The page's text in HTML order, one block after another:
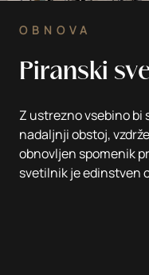
OBNOVA
Piranski
Z ustrezno vsebino bi
nadaljnji obstoj,
obnovljen spomenik
svetilnik je edinstven